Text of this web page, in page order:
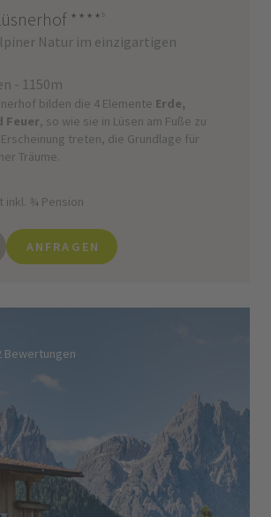
****s
Natur im einzigartigen
- 1150m
bilden die 4 Elemente Erde,
Feuer, so wie sie in Lüsen am Fuße zu
treten, die Grundlage für
Träume.
inkl. ¾ Pension
ANFRAGEN
Bewertungen